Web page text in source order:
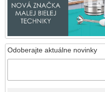
Odoberajte aktuálne novinky